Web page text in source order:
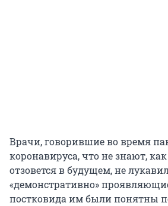
Врачи, говорившие во время
коронавируса, что не знают,
отзовется в будущем, не
«демонстративно»
постковида им были понятны